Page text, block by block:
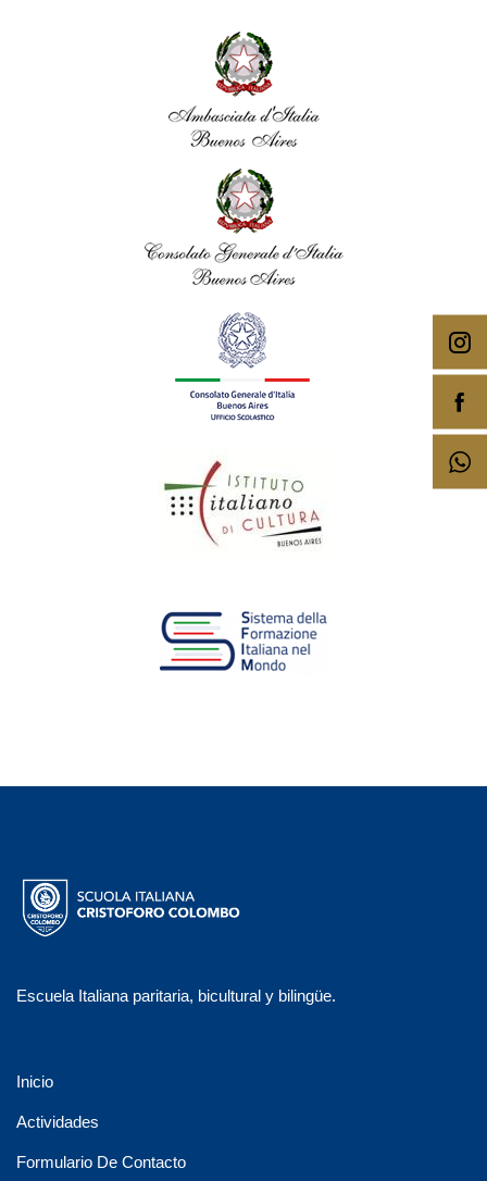
Escuela Italiana paritaria, bicultural y bilingüe.
Inicio
Actividades
Formulario De Contacto